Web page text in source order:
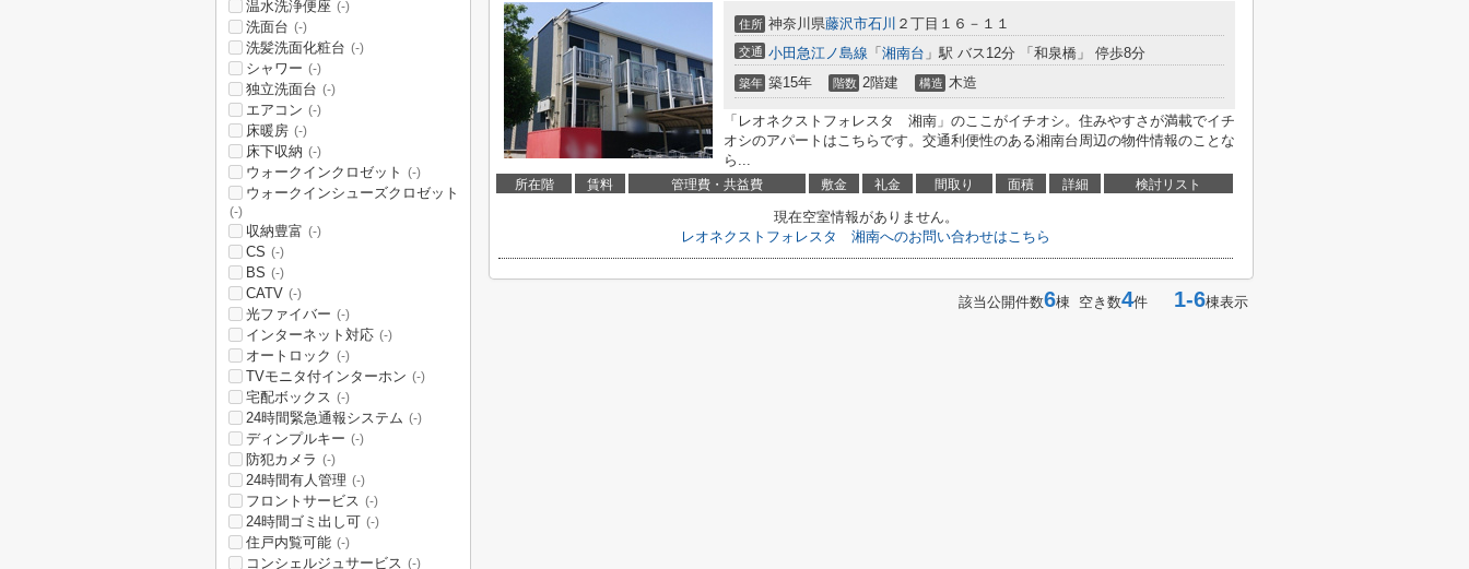
住所 神奈川県藤沢市石川 ２丁目１６－１１
交通 小田急江ノ島線 「 湘南台 」駅 バス12分 「和泉橋」 停歩8分
築年 築15年 階数 2階建 構造 木造
「レオネクストフォレスタ 湘南」のここがイチオシ。住みやすさが満載でイチ
オシのアパートはこちらです。交通利便性のある湘南台周辺の物件情報のことな
ら...
所在階 賃料 管理費・共益費 敷金 礼金 間取り 面積 詳細 検討リスト
現在空室情報がありません。
レオネクストフォレスタ 湘南へのお問い合わせはこちら
該当公開件数6棟 空き数4件 1-6棟表示
温水洗浄便座 (-)
洗面台 (-)
洗髪洗面化粧台 (-)
シャワー (-)
独立洗面台 (-)
エアコン (-)
床暖房 (-)
床下収納 (-)
ウォークインクロゼット (-)
ウォークインシューズクロゼット
(-)
収納豊富 (-)
CS (-)
BS (-)
CATV (-)
光ファイバー (-)
インターネット対応 (-)
オートロック (-)
TVモニタ付インターホン (-)
宅配ボックス (-)
24時間緊急通報システム (-)
ディンプルキー (-)
防犯カメラ (-)
24時間有人管理 (-)
フロントサービス (-)
24時間ゴミ出し可 (-)
住戸内覧可能 (-)
コンシェルジュサービス (-)